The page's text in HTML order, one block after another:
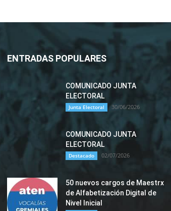
ENTRADAS POPULARES
COMUNICADO JUNTA
ELECTORAL
Junta Electoral 30/06/2026
COMUNICADO JUNTA
ELECTORAL
Destacado 02/07/2026
50 nuevos cargos de Maestrx
de Alfabetización Digital de
Nivel Inicial